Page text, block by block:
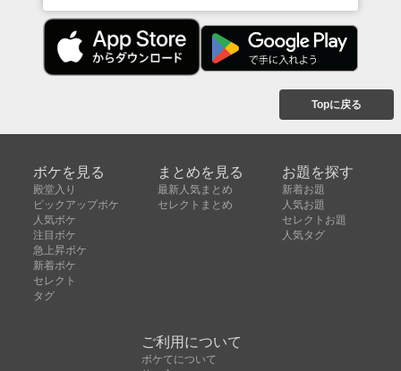
Topに戻る
ボケを見る
殿堂入り
ピックアップボケ
人気ボケ
注目ボケ
急上昇ボケ
新着ボケ
セレクト
タグ
まとめを見る
最新人気まとめ
セレクトまとめ
お題を探す
新着お題
人気お題
セレクトお題
人気タグ
ご利用について
ボケてについて